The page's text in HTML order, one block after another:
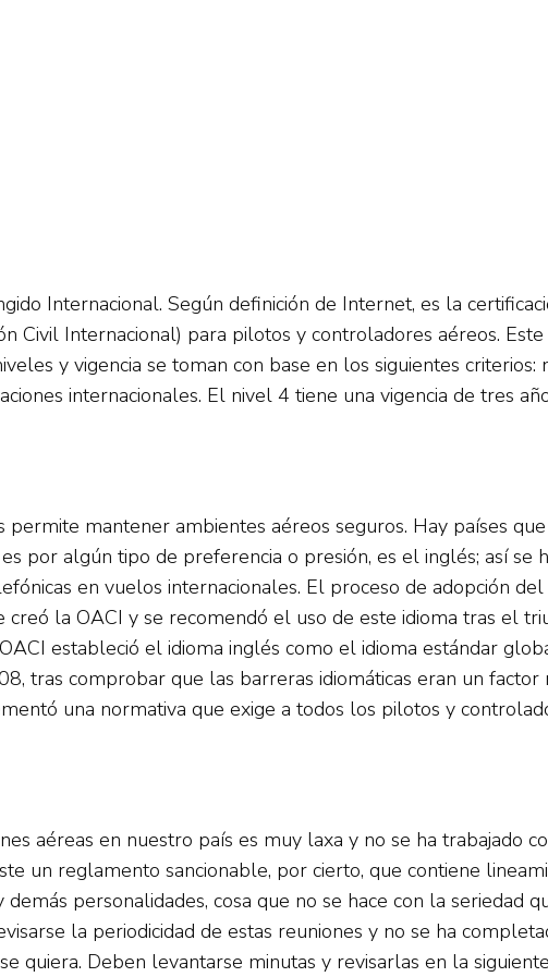
Internacional. Según definición de Internet, es la
Civil Internacional) para pilotos y controladores aéreos.
y vigencia se toman con base en los siguientes
internacionales. El nivel 4 tiene una vigencia de tres
mantener ambientes aéreos seguros. Hay países
por algún tipo de preferencia o presión, es el inglés; así
en vuelos internacionales. El proceso de adopción
creó la OACI y se recomendó el uso de este idioma tras el
estableció el idioma inglés como el idioma estándar
tras comprobar que las barreras idiomáticas eran un
una normativa que exige a todos los pilotos y
aéreas en nuestro país es muy laxa y no se ha trabajado
un reglamento sancionable, por cierto, que contiene
personalidades, cosa que no se hace con la seriedad
la periodicidad de estas reuniones y no se ha
quiera. Deben levantarse minutas y revisarlas en la